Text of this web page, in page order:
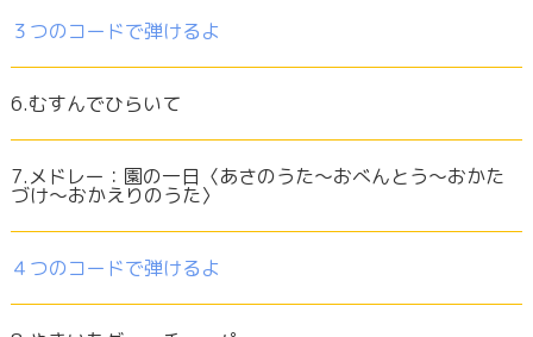
３つのコードで弾けるよ
6.むすんでひらいて
7.メドレー：園の一日〈あさのうた～おべんとう～おかた
づけ～おかえりのうた〉
４つのコードで弾けるよ